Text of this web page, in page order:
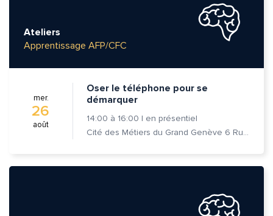
Ateliers
Apprentissage AFP/CFC
mer.
26
août
Oser le téléphone pour se
démarquer
14:00 à 16:00 | en présentiel
Cité des Métiers du Grand Genève 6 Rue Prévost-Martin 1205 Genève